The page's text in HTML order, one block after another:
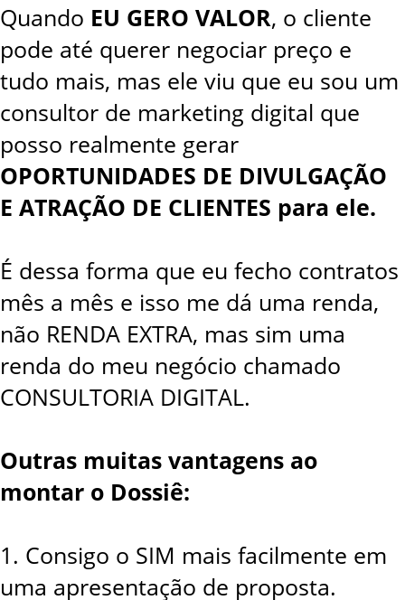
Quando EU GERO VALOR, o cliente
pode até querer negociar preço e
tudo mais, mas ele viu que eu sou um
consultor de marketing digital que
posso realmente gerar
OPORTUNIDADES DE DIVULGAÇÃO
E ATRAÇÃO DE CLIENTES para ele.
É dessa forma que eu fecho contratos
mês a mês e isso me dá uma renda,
não RENDA EXTRA, mas sim uma
renda do meu negócio chamado
CONSULTORIA DIGITAL.
Outras muitas vantagens ao
montar o Dossiê:
1. Consigo o SIM mais facilmente em
uma apresentação de proposta.